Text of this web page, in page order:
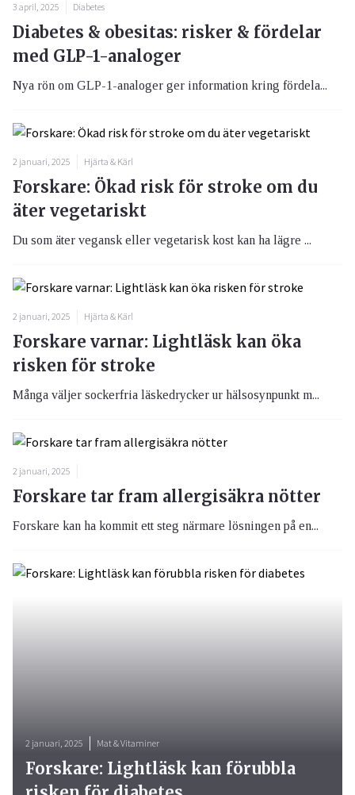
3 april, 2025 Diabetes
Diabetes & obesitas: risker & fördelar
med GLP-1-analoger
Nya rön om GLP-1-analoger ger information kring fördela...
2 januari, 2025 Hjärta & Kärl
Forskare: Ökad risk för stroke om du
äter vegetariskt
Du som äter vegansk eller vegetarisk kost kan ha lägre ...
2 januari, 2025 Hjärta & Kärl
Forskare varnar: Lightläsk kan öka
risken för stroke
Många väljer sockerfria läskedrycker ur hälsosynpunkt m...
2 januari, 2025
Forskare tar fram allergisäkra nötter
Forskare kan ha kommit ett steg närmare lösningen på en...
2 januari, 2025 Mat & Vitaminer
Forskare: Lightläsk kan förubbla